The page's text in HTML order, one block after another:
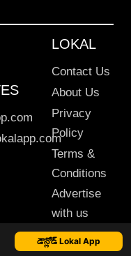
డౌన్లోడ్ Lokal App
LOKAL
Contact Us
About Us
Privacy
Policy
Terms &
Conditions
Advertise
with us
Sitemap
Lokal App. All rights reserved.